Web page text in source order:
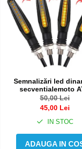
Semnalizări led
secventialemoto
semnale slim
50,00 Lei
45,00 Lei
IN STOC
ADAUGA IN